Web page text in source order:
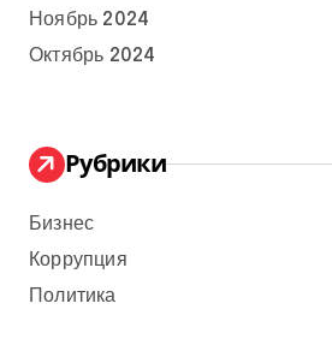
Ноябрь 2024
Октябрь 2024
Рубрики
Бизнес
Коррупция
Политика